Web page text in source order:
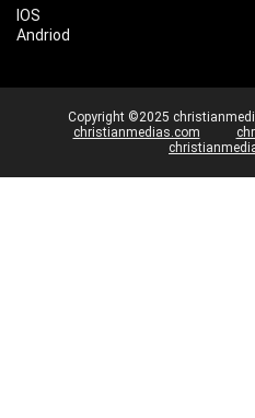
IOS
Andriod
Copyright ©2025
christianmedias.com